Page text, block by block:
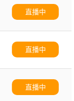
直播中
直播中
直播中